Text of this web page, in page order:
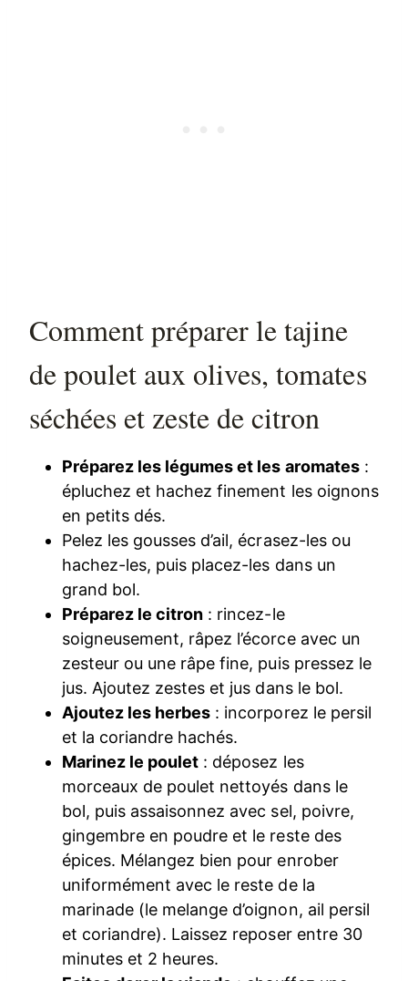
Comment préparer le tajine
de poulet aux olives, tomates
séchées et zeste de citron
Préparez les légumes et les aromates:
épluchez et hachez finement les oignons
en petits dés.
Pelez les gousses d’ail, écrasez-les ou
hachez-les, puis placez-les dans un
grand bol.
Préparez le citron : rincez-le
soigneusement, râpez l’écorce avec un
zesteur ou une râpe fine, puis pressez le
jus. Ajoutez zestes et jus dans le bol.
Ajoutez les herbes : incorporez le persil
et la coriandre hachés.
Marinez le poulet : déposez les
morceaux de poulet nettoyés dans le
bol, puis assaisonnez avec sel, poivre,
gingembre en poudre et le reste des
épices. Mélangez bien pour enrober
uniformément avec le reste de la
marinade (le melange d’oignon, ail persil
et coriandre). Laissez reposer entre 30
minutes et 2 heures.